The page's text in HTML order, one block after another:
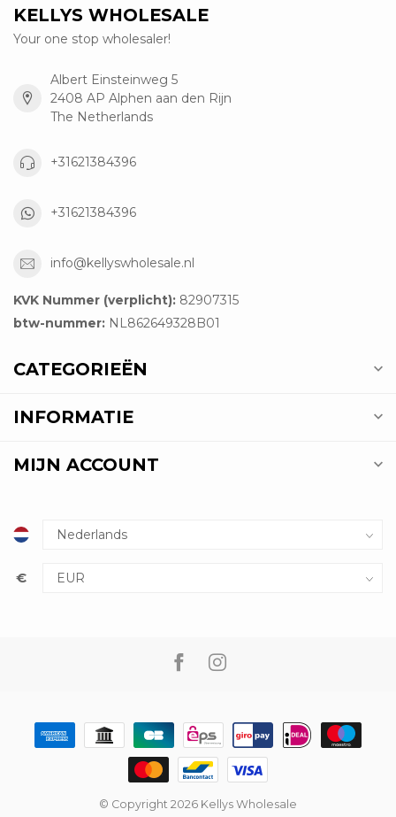
KELLYS WHOLESALE
Your one stop wholesaler!
Albert Einsteinweg 5
2408 AP Alphen aan den Rijn
The Netherlands
+31621384396
+31621384396
info@kellyswholesale.nl
KVK Nummer (verplicht): 82907315
btw-nummer: NL862649328B01
CATEGORIEËN
INFORMATIE
MIJN ACCOUNT
€
© Copyright 2026 Kellys Wholesale